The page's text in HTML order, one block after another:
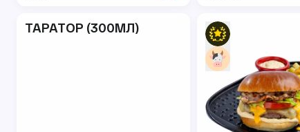
ТАРАТОР (300МЛ)